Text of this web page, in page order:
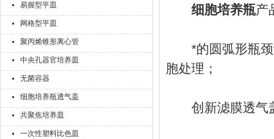
易握型平皿
网格型平皿
聚丙烯锥形离心管
中央孔器官培养皿
无菌容器
细胞培养瓶透气盖
共聚焦培养皿
一次性塑料比色皿
细胞培养瓶产
*的圆弧形瓶颈
胞处理；
创新滤膜透气盖